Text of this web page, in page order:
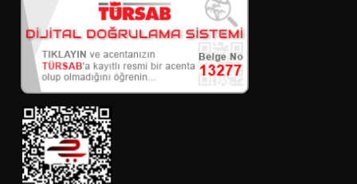
Gecelik Fiyat
Kategoriler
Deniz Manzaralı Kiralık Apart
Denize Yakın Kiralık Apart
Jakuzili Kiralık Apart